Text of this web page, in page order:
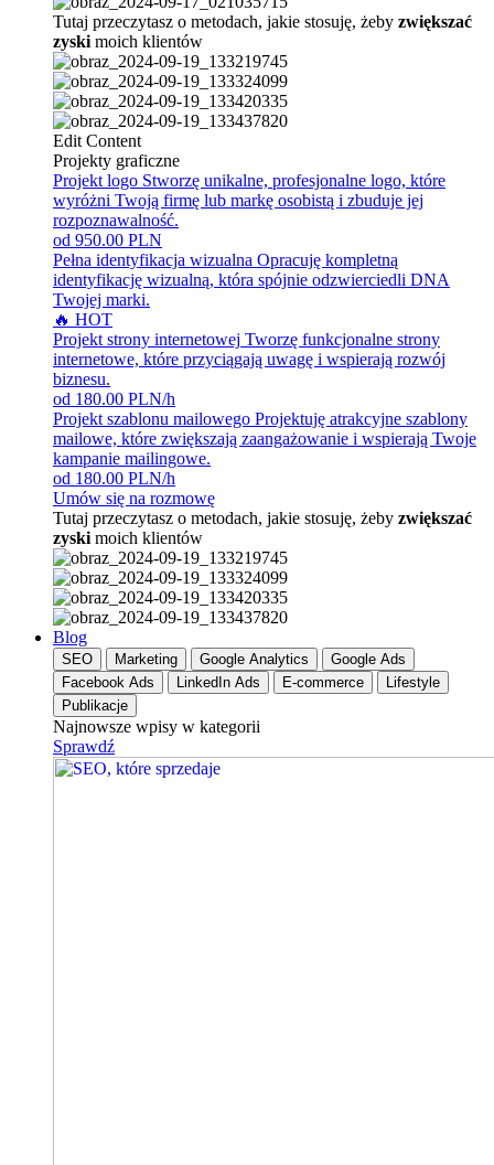
Tutaj przeczytasz o metodach, jakie stosuję, żeby zwiększać
zyski moich klientów
Edit Content
Projekty graficzne
Projekt logo Stworzę unikalne, profesjonalne logo, które
wyróżni Twoją firmę lub markę osobistą i zbuduje jej
rozpoznawalność.
od 950.00 PLN
Pełna identyfikacja wizualna Opracuję kompletną
identyfikację wizualną, która spójnie odzwierciedli DNA
Twojej marki.
🔥 HOT
Projekt strony internetowej Tworzę funkcjonalne strony
internetowe, które przyciągają uwagę i wspierają rozwój
biznesu.
od 180.00 PLN/h
Projekt szablonu mailowego Projektuję atrakcyjne szablony
mailowe, które zwiększają zaangażowanie i wspierają Twoje
kampanie mailingowe.
od 180.00 PLN/h
Umów się na rozmowę
Tutaj przeczytasz o metodach, jakie stosuję, żeby zwiększać
zyski moich klientów
Blog
SEO Marketing Google Analytics
Google Ads
Facebook Ads
LinkedIn Ads E-commerce
Lifestyle
Publikacje
Najnowsze wpisy w kategorii
Sprawdź